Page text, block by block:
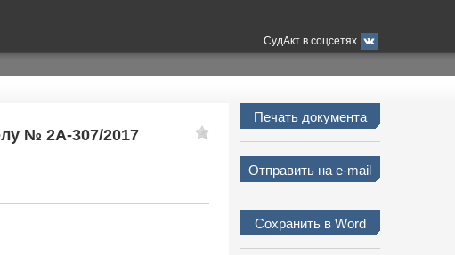
СудАкт в соцсетях
№ 2А-307/2017
Печать документа
Отправить на e-mail
Сохранить в Word